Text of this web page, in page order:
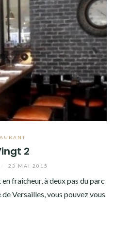
2
23 MAI 2015
fraîcheur, à deux pas du parc
Versailles, vous pouvez vous